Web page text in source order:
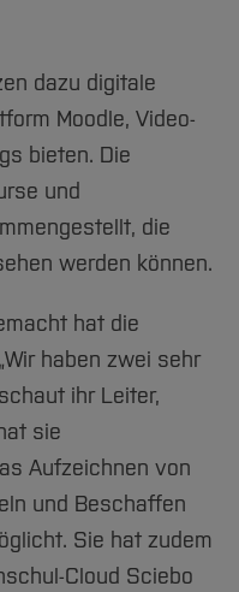
dazu digitale
Moodle, Video-
bieten. Die
und
die
werden können.
hat die
haben zwei sehr
ihr Leiter,
sie
Aufzeichnen von
und Beschaffen
Sie hat zudem
Cloud Sciebo